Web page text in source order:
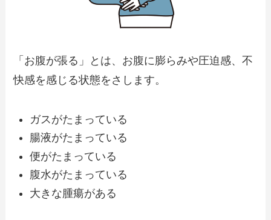
「お腹が張る」とは、お腹に膨らみや圧迫感、不
快感を感じる状態をさします。
ガスがたまっている
腸液がたまっている
便がたまっている
腹水がたまっている
大きな腫瘍がある